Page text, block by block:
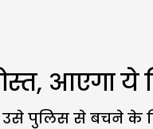
आएगा ये
उसे पुलिस से बचने